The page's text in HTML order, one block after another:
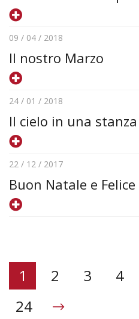
09 / 04 / 2018
Il nostro Marzo
24 / 01 / 2018
Il cielo in una stanza
22 / 12 / 2017
Buon Natale e
1 2 3 4
24